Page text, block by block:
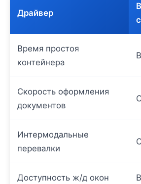
Драйвер
Время простоя
контейнера
Скорость оформления
документов
Интермодальные
перевалки
Доступность ж/д окон